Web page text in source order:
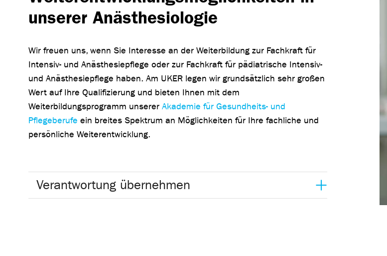
unserer Anästhesiologie
Wir freuen uns, wenn Sie Interesse an der Weiterbildung zur Fachkraft für
Intensiv- und Anästhesiepflege oder zur Fachkraft für pädiatrische Intensiv-
und Anästhesiepflege haben. Am UKER legen wir grundsätzlich sehr großen
Wert auf Ihre Qualifizierung und bieten Ihnen mit dem
Weiterbildungsprogramm unserer Akademie für Gesundheits- und
Pflegeberufe ein breites Spektrum an Möglichkeiten für Ihre fachliche und
persönliche Weiterentwicklung.
Verantwortung übernehmen